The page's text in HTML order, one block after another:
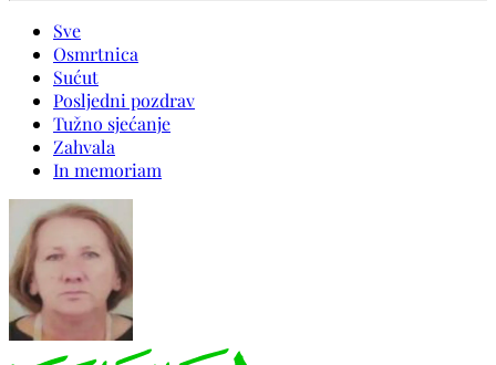
Sve
Osmrtnica
Sućut
Posljedni pozdrav
Tužno sjećanje
Zahvala
In memoriam